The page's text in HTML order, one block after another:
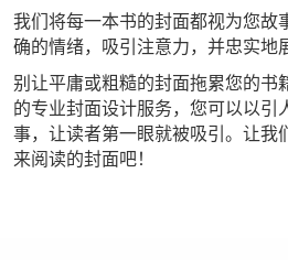
我们将每一本书的封面都视为您故
确的情绪，吸引注意力，并忠实地
别让平庸或粗糙的封面拖累您的
的专业封面设计服务，您可以以引
事，让读者第一眼就被吸引。让我
来阅读的封面吧！